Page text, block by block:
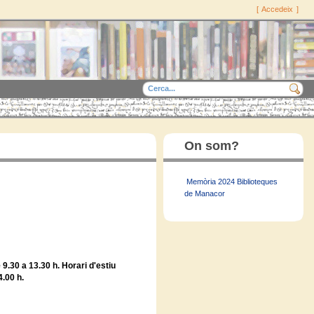
[ Accedeix ]
9.30 a 13.30 h. Horari d'estiu
h.
On som?
Memòria 2024 Biblioteques
de Manacor